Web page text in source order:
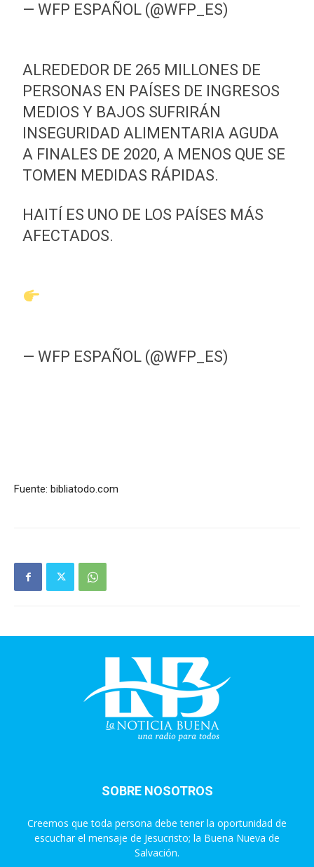
— WFP ESPAÑOL (@WFP_ES)
ALREDEDOR DE 265 MILLONES DE
PERSONAS EN PAÍSES DE INGRESOS
MEDIOS Y BAJOS SUFRIRÁN
INSEGURIDAD ALIMENTARIA AGUDA
A FINALES DE 2020, A MENOS QUE SE
TOMEN MEDIDAS RÁPIDAS.
HAITÍ ES UNO DE LOS PAÍSES MÁS
AFECTADOS.
— WFP ESPAÑOL (@WFP_ES)
Fuente: bibliatodo.com
SOBRE NOSOTROS
Creemos que toda persona debe tener la oportunidad de
escuchar el mensaje de Jesucristo; la Buena Nueva de
Salvación.